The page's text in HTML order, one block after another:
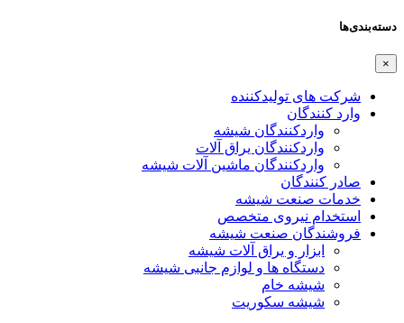
دسته‌بندی‌ها
×
شرکت های تولیدکننده
وارد کنندگان
واردکنندگان شیشه
واردکنندگان یراق آلات
واردکنندگان ماشین آلات شیشه
صادر کنندگان
خدمات صنعت شیشه
استخدام نیروی متخصص
فروشندگان صنعت شیشه
ابزار و یراق آلات شیشه
دستگاه ها و لوازم جانبی شیشه
شیشه خام
شیشه سکوریت